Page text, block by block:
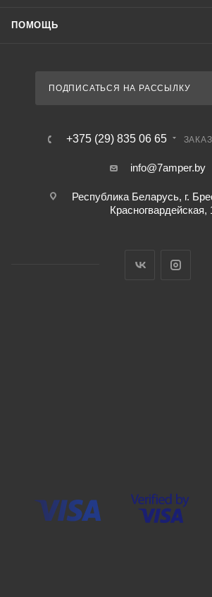
ПОМОЩЬ
ПОДПИСАТЬСЯ НА РАССЫЛКУ
+375 (29) 835 06 65
info@7amper.by
Республика Беларусь, г.
Красногвардейская,